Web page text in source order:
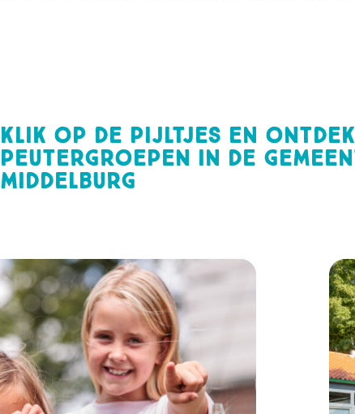
Klik op de pijltjes en ontdek
peutergroepen in de
Middelburg